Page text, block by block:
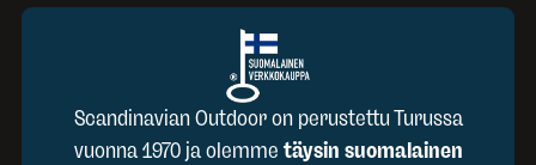
Scandinavian Outdoor on perustettu Turussa
vuonna 1970 ja olemme täysin suomalainen